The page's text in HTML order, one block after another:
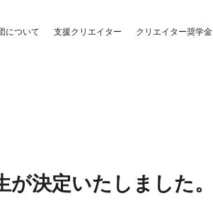
について 支援クリエイター クリエイター奨学金
が決定いたしました。